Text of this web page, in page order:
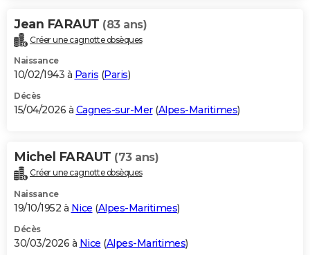
Jean FARAUT (83 ans)
Créer une cagnotte obsèques
Naissance
10/02/1943 à Paris (Paris)
Décès
15/04/2026 à Cagnes-sur-Mer(Alpes-Maritimes)
Michel FARAUT (73 ans)
Créer une cagnotte obsèques
Naissance
19/10/1952 à Nice (Alpes-Maritimes)
Décès
30/03/2026 à Nice (Alpes-Maritimes)